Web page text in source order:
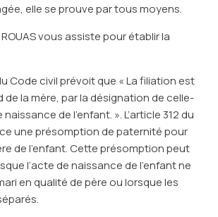
elle se prouve par tous moyens.
vous assiste pour établir la
Code civil prévoit que « La filiation est
de la mère, par la désignation de celle-
de l’enfant. ». L’article 312 du
une présomption de paternité pour
de l’enfant. Cette présomption peut
l’acte de naissance de l’enfant ne
en qualité de père ou lorsque les